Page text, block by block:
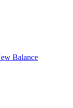
Balance